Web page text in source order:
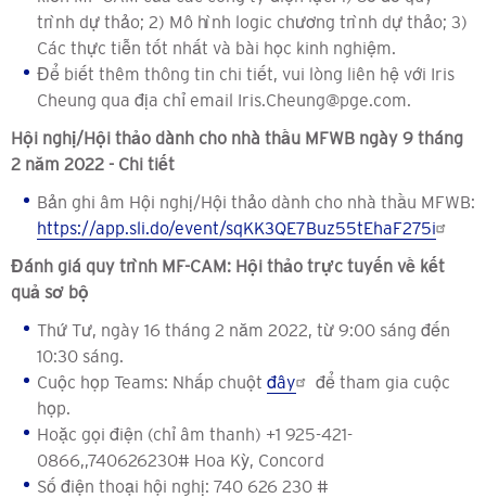
trình dự thảo; 2) Mô hình logic chương trình dự thảo; 3)
Các thực tiễn tốt nhất và bài học kinh nghiệm.
Để biết thêm thông tin chi tiết, vui lòng liên hệ với Iris
Cheung qua địa chỉ email Iris.Cheung@pge.com.
Hội nghị/Hội thảo dành cho nhà thầu MFWB ngày 9 tháng
2 năm 2022 - Chi tiết
Bản ghi âm Hội nghị/Hội thảo dành cho nhà thầu MFWB:
https://app.sli.do/event/sqKK3QE7Buz55tEhaF275i
Đánh giá quy trình MF-CAM: Hội thảo trực tuyến về kết
quả sơ bộ
Thứ Tư, ngày 16 tháng 2 năm 2022, từ 9:00 sáng đến
10:30 sáng.
Cuộc họp Teams: Nhấp chuột đây
để tham gia cuộc
họp.
Hoặc gọi điện (chỉ âm thanh) +1 925-421-
0866,,740626230# Hoa Kỳ, Concord
Số điện thoại hội nghị: 740 626 230 #